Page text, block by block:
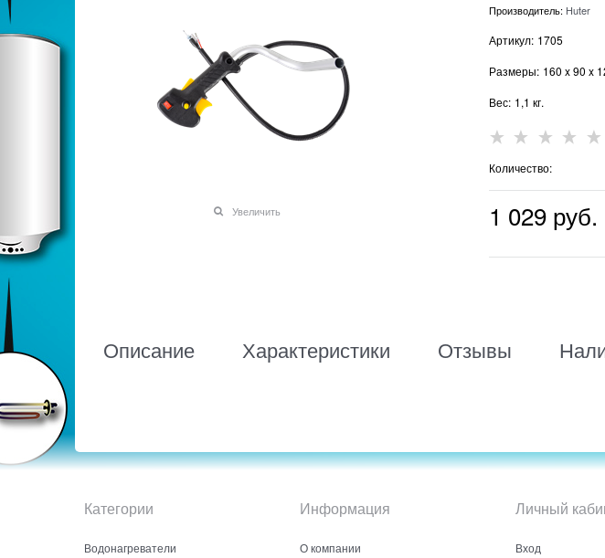
Увеличить
Производитель: Huter
Артикул: 1705
Размеры: 160 x90 x
Вес: 1,1 кг.
Количество:
1 029 руб.
Описание Характеристики Отзывы
Категории
Водонагреватели
Информация
О компании
Личный
Вход